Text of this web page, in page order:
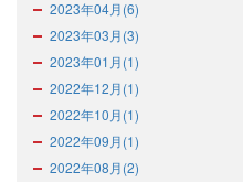
2023年04月(6)
2023年03月(3)
2023年01月(1)
2022年12月(1)
2022年10月(1)
2022年09月(1)
2022年08月(2)